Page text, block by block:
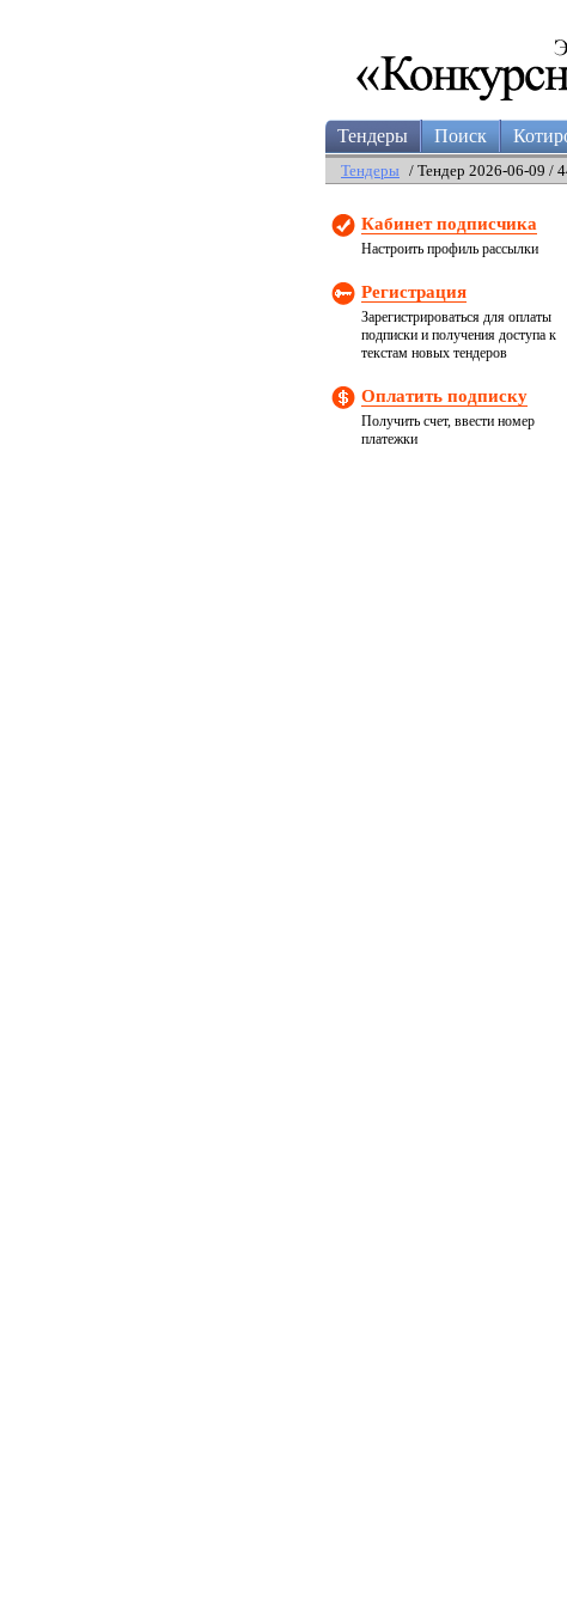
Тендеры Поиск
Тендеры / Тендер 2026-06-09 /
Кабинет подписчика
Настроить профиль рассылки
Регистрация
Зарегистрироваться для оплаты
подписки и получения доступа к
текстам новых тендеров
Оплатить подписку
Получить счет, ввести номер
платежки